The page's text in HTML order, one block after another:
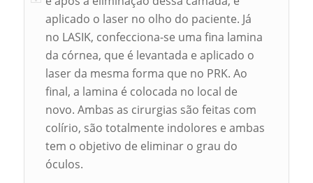
aplicado o laser no olho do paciente. Já
no LASIK, confecciona-se uma fina lamina
da córnea, que é levantada e aplicado o
laser da mesma forma que no PRK. Ao
final, a lamina é colocada no local de
novo. Ambas as cirurgias são feitas com
colírio, são totalmente indolores e ambas
tem o objetivo de eliminar o grau do
óculos.